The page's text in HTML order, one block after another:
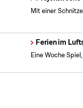
Mit einer
Ferien im
Eine Woche